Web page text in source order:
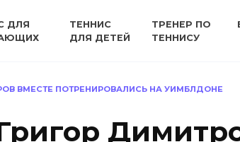
ДЛЯ
ТЕННИС
ДЛЯ ДЕТЕЙ
ТРЕНЕР ПО
ТЕННИСУ
ВМЕСТЕ ПОТРЕНИРОВАЛИСЬ НА УИМБЛДОНЕ